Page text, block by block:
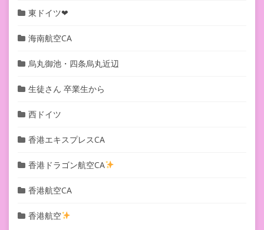
東ドイツ❤︎
海南航空CA
烏丸御池・四条烏丸近辺
生徒さん 卒業生から
西ドイツ
香港エキスプレスCA
香港ドラゴン航空CA
香港航空CA
香港航空